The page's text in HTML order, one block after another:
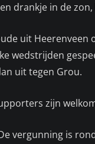
drankje in de
uit Heerenveen
wedstrijden
uit tegen Grou.
zijn
vergunning is